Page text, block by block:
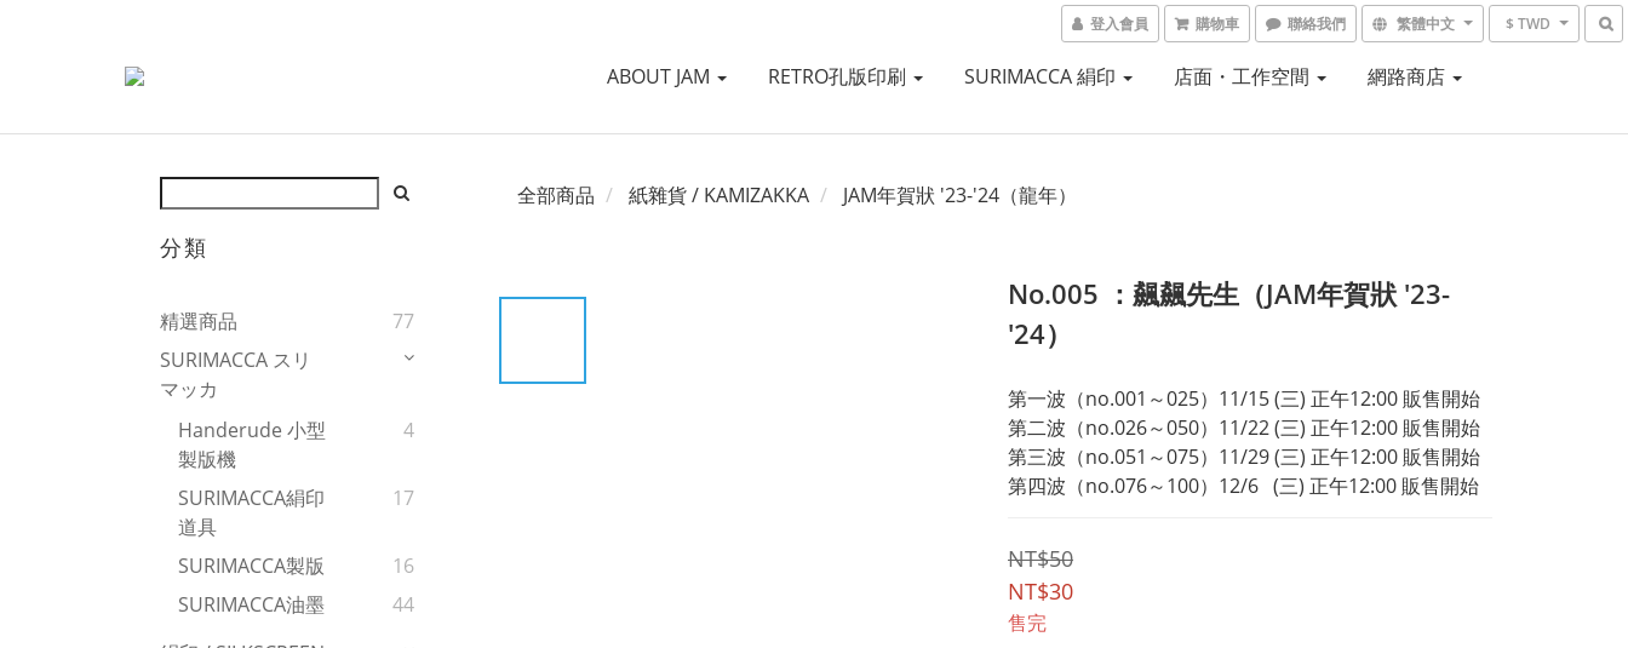
登入會員 購物車 聯絡我們 繁體中文 $ TWD
ABOUT JAM RETRO孔版印刷 SURIMACCA 絹印 店面・工作空間 網路商店
分類
精選商品
77
SURIMACCA スリ
マッカ
Handerude 小型
製版機
4
SURIMACCA絹印
道具
17
SURIMACCA製版
16
SURIMACCA油墨
44
全部商品 紙雜貨 / KAMIZAKKA JAM年賀狀 '23-'24（龍年）
No.005 ：飆飆先生（JAM年賀狀 '23-
'24）
第一波（no.001～025）11/15 (三) 正午12:00 販售開始
第二波（no.026～050）11/22 (三) 正午12:00 販售開始
第三波（no.051～075）11/29 (三) 正午12:00 販售開始
第四波（no.076～100）12/6   (三) 正午12:00 販售開始
NT$50
NT$30
售完